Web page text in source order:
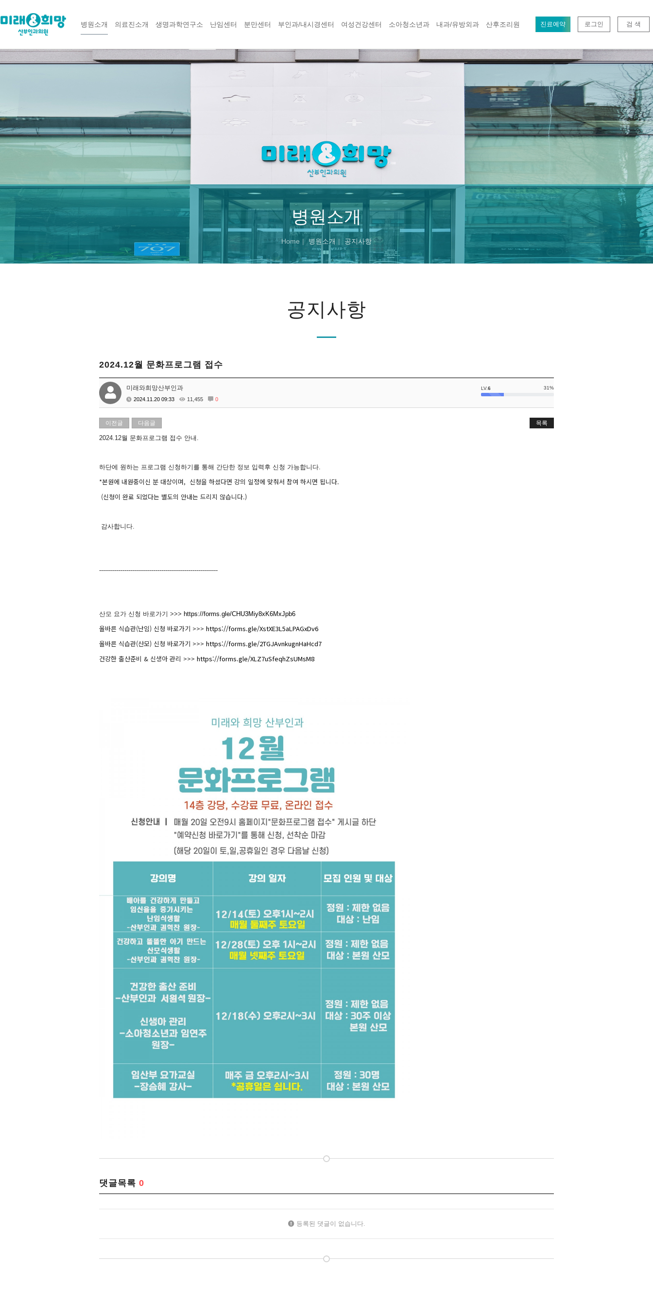
병원소개 의료진소개 생명과학연구소 난임센터 분만센터 부인과/내시경센터 여성건강센터 소아청소년과 내과/유방외과 산후조리원 진료예약 로그인 검 색
병원소개
Home 병원소개 공지사항
공지사항
2024.12월 문화프로그램 접수
미래와희망산부인과
2024.11.20 09:33 11,455 0
LV.6 31%
이전글 다음글 목록
2024.12월 문화프로그램 접수 안내.
하단에 원하는 프로그램 신청하기를 통해 간단한 정보 입력후 신청 가능합니다.
*본원에 내원중이신 분 대상이며, 신청을 하셨다면 강의 일정에 맞춰서 참여 하시면 됩니다.
(신청이 완료 되었다는 별도의 안내는 드리지 않습니다.)
감사합니다.
-------------------------------------------------------------
산모 요가 신청 바로가기 >>> https://forms.gle/CHU3Miy8xK6MxJpb6
올바른 식습관(난임) 신청 바로가기 >>> https://forms.gle/XstXE3L5aLPAGxDv6
올바른 식습관(산모) 신청 바로가기 >>> https://forms.gle/2TGJAvnkugnHaHcd7
건강한 출산준비 & 신생아 관리 >>> https://forms.gle/XLZ7uSfeqhZsUMsM8
댓글목록 0
등록된 댓글이 없습니다.